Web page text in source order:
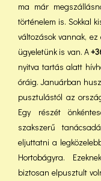
ma már
történelem is. Sokkal
változások vannak,
ügyeletünk is van. A
nyitva tartás alatt
óráig. Januárban
pusztulástól az
Egy részét
szakszerű
eljuttatni a
Hortobágyra.
biztosan elpusztult